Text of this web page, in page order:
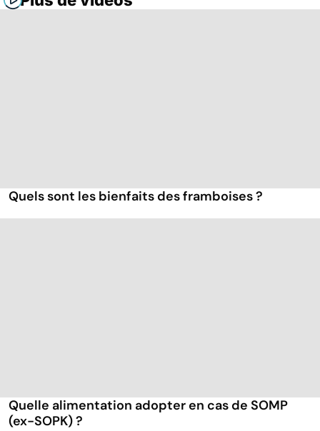
Quels sont les bienfaits des framboises ?
Quelle alimentation adopter en cas de SOMP
(ex-SOPK) ?